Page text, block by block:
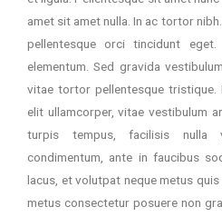
amet sit amet nulla. In ac tortor
pellentesque orci tincidunt
elementum. Sed gravida
vitae tortor pellentesque tristique.
elit ullamcorper, vitae vestibulum
turpis tempus, facilisis nulla
condimentum, ante in faucibus
lacus, et volutpat neque metus
metus consectetur posuere non